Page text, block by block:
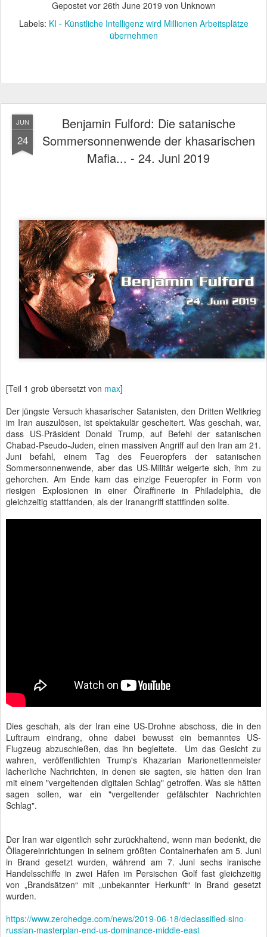
Gepostet vor 26th June 2019 von Unknown
Labels: KI - Künstliche Intelligenz wird Millionen Arbeitsplätze
übernehmen
JUN
24
Benjamin Fulford: Die satanische
Sommersonnenwende der khasarischen
Mafia... - 24. Juni 2019
[Teil 1 grob übersetzt von max]
Der jüngste Versuch khasarischer Satanisten, den Dritten Weltkrieg
im Iran auszulösen, ist spektakulär gescheitert. Was geschah, war,
dass US-Präsident Donald Trump, auf Befehl der satanischen
Chabad-Pseudo-Juden, einen massiven Angriff auf den Iran am 21.
Juni befahl, einem Tag des Feueropfers der satanischen
Sommersonnenwende, aber das US-Militär weigerte sich, ihm zu
gehorchen. Am Ende kam das einzige Feueropfer in Form von
riesigen Explosionen in einer Ölraffinerie in Philadelphia, die
gleichzeitig stattfanden, als der Iranangriff stattfinden sollte.
Dies geschah, als der Iran eine US-Drohne abschoss, die in den
Luftraum eindrang, ohne dabei bewusst ein bemanntes US-
Flugzeug abzuschießen, das ihn begleitete. Um das Gesicht zu
wahren, veröffentlichten Trump's Khazarian Marionettenmeister
lächerliche Nachrichten, in denen sie sagten, sie hätten den Iran
mit einem "vergeltenden digitalen Schlag" getroffen. Was sie hätten
sagen sollen, war ein "vergeltender gefälschter Nachrichten
Schlag".
Der Iran war eigentlich sehr zurückhaltend, wenn man bedenkt, die
Öllagereinrichtungen in seinem größten Containerhafen am 5. Juni
in Brand gesetzt wurden, während am 7. Juni sechs iranische
Handelsschiffe in zwei Häfen im Persischen Golf fast gleichzeitig
von „Brandsätzen“ mit „unbekannter Herkunft“ in Brand gesetzt
wurden.
https://www.zerohedge.com/news/2019-06-18/declassified-sino-
russian-masterplan-end-us-dominance-middle-east